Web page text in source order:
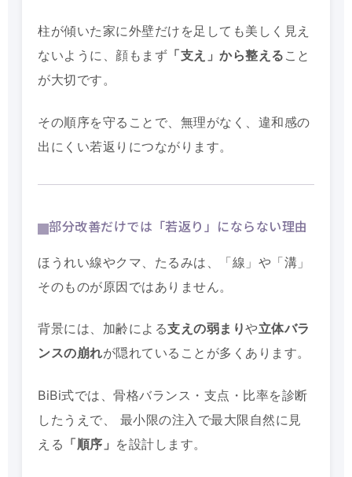
柱が傾いた家に外壁だけを足しても美しく見え
ないように、顔もまず 「支え」から整える こと
が大切です。
その順序を守ることで、無理がなく、違和感の
出にくい若返りにつながります。
部分改善だけでは「若返り」にならない理由
ほうれい線やクマ、たるみは、「線」や「溝」
そのものが原因ではありません。
背景には、加齢による支えの弱まりや立体バラ
ンスの崩れが隠れていることが多くあります。
BiBi式では、骨格バランス・支点・比率を診断
したうえで、 最小限の注入で最大限自然に見
える 「順序」 を設計します。